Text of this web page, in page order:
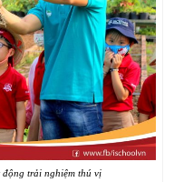
động trải nghiệm thú vị